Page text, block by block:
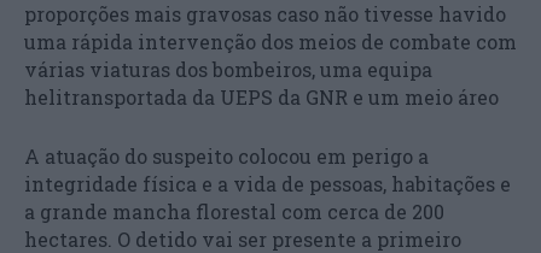
proporções mais gravosas caso não tivesse havido
uma rápida intervenção dos meios de combate com
várias viaturas dos bombeiros, uma equipa
helitransportada da UEPS da GNR e um meio áreo
A atuação do suspeito colocou em perigo a
integridade física e a vida de pessoas, habitações e
a grande mancha florestal com cerca de 200
hectares. O detido vai ser presente a primeiro